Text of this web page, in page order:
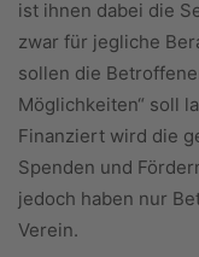
ist ihnen dabei die
zwar für jegliche
sollen die
Möglichkeiten“ soll
Finanziert wird die
Spenden und
jedoch haben nur
Verein.